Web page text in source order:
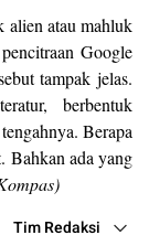
alien atau mahluk
Google
tampak jelas.
berbentuk
Berapa
Bahkan ada yang
Tim Redaksi